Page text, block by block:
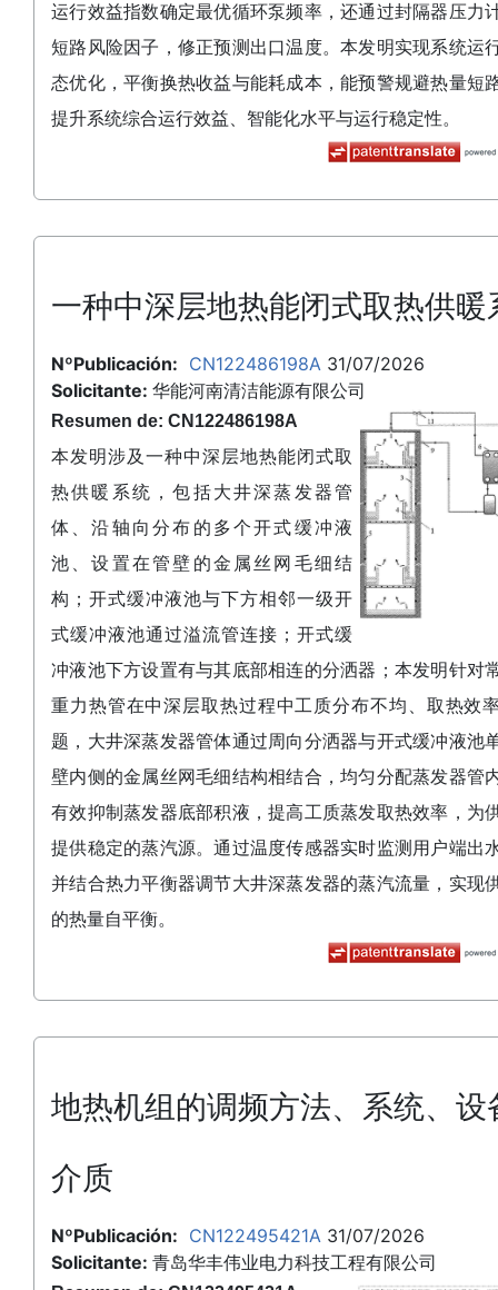
运行效益指数确定最优循环泵频率，还通过封隔器压力
短路风险因子，修正预测出口温度。本发明实现系统运
态优化，平衡换热收益与能耗成本，能预警规避热量短
提升系统综合运行效益、智能化水平与运行稳定性。
一种中深层地热能闭式取热供暖
NºPublicación: CN122486198A 31/07/2026
Solicitante: 华能河南清洁能源有限公司
Resumen de: CN122486198A
本发明涉及一种中深层地热能闭式取
热供暖系统，包括大井深蒸发器管
体、沿轴向分布的多个开式缓冲液
池、设置在管壁的金属丝网毛细结
构；开式缓冲液池与下方相邻一级开
式缓冲液池通过溢流管连接；开式缓
冲液池下方设置有与其底部相连的分洒器；本发明针对
重力热管在中深层取热过程中工质分布不均、取热效
题，大井深蒸发器管体通过周向分洒器与开式缓冲液池
壁内侧的金属丝网毛细结构相结合，均匀分配蒸发器管
有效抑制蒸发器底部积液，提高工质蒸发取热效率，为
提供稳定的蒸汽源。通过温度传感器实时监测用户端出
并结合热力平衡器调节大井深蒸发器的蒸汽流量，实现
的热量自平衡。
地热机组的调频方法、系统、设
介质
NºPublicación: CN122495421A 31/07/2026
Solicitante: 青岛华丰伟业电力科技工程有限公司